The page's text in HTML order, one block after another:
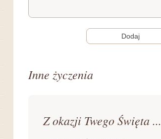
Inne życzenia
Z okazji Twego Święta ...